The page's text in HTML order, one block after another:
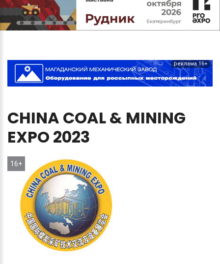
реклама 16+
CHINA COAL& MINING
EXPO 2023
16+